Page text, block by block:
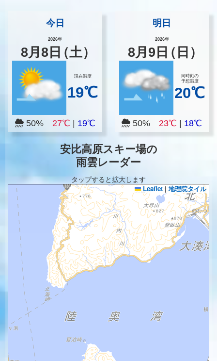
今日
2026年
8月8 日（土）
現在温度
19℃
50% 27℃ 19℃
明日
2026年
8月 9 日（日）
同時刻の
予想温度
20℃
50% 23℃ 18℃
安比高原スキー場の
雨雲レーダー
タップすると拡大します
Leaflet | 地理院タイル